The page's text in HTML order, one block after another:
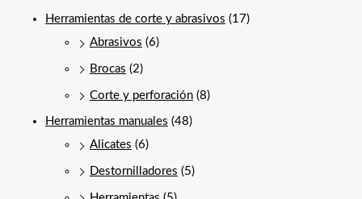
Herramientas de corte y abrasivos (17)
Abrasivos (6)
Brocas (2)
Corte y perforación (8)
Herramientas manuales (48)
Alicates (6)
Destornilladores (5)